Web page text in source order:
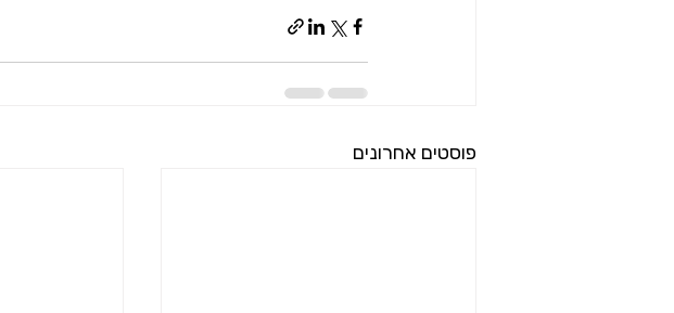
פוסטים אחרונים